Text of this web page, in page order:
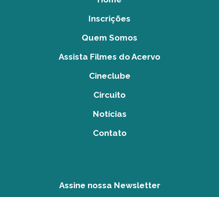
Inscrições
Quem Somos
Assista Filmes do Acervo
Cineclube
Circuito
Notícias
Contato
Assine nossa Newsletter